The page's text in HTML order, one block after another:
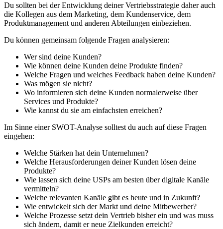
Du sollten bei der Entwicklung deiner Vertriebsstrategie daher auch
die Kollegen aus dem Marketing, dem Kundenservice, dem
Produktmanagement und anderen Abteilungen einbeziehen.
Du können gemeinsam folgende Fragen analysieren:
Wer sind deine Kunden?
Wie können deine Kunden deine Produkte finden?
Welche Fragen und welches Feedback haben deine Kunden?
Was mögen sie nicht?
Wo informieren sich deine Kunden normalerweise über
Services und Produkte?
Wie kannst du sie am einfachsten erreichen?
Im Sinne einer SWOT-Analyse solltest du auch auf diese Fragen
eingehen:
Welche Stärken hat dein Unternehmen?
Welche Herausforderungen deiner Kunden lösen deine
Produkte?
Wie lassen sich deine USPs am besten über digitale Kanäle
vermitteln?
Welche relevanten Kanäle gibt es heute und in Zukunft?
Wie entwickelt sich der Markt und deine Mitbewerber?
Welche Prozesse setzt dein Vertrieb bisher ein und was muss
sich ändern, damit er neue Zielkunden erreicht?